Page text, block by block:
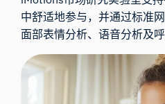
中舒适地参与，并通过标准
面部表情分析、语音分析及呼